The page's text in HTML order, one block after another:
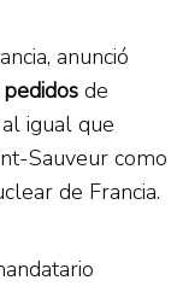
anunció
de
al igual que
Sauveur como
de Francia.